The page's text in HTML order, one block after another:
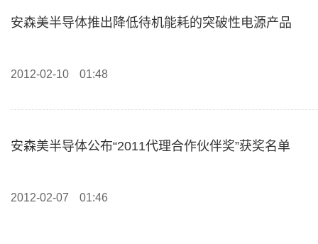
安森美半导体推出降低待机能耗的突破性电源产品
2012-02-10 01:48
安森美半导体公布“2011代理合作伙伴奖”获奖名单
2012-02-07 01:46